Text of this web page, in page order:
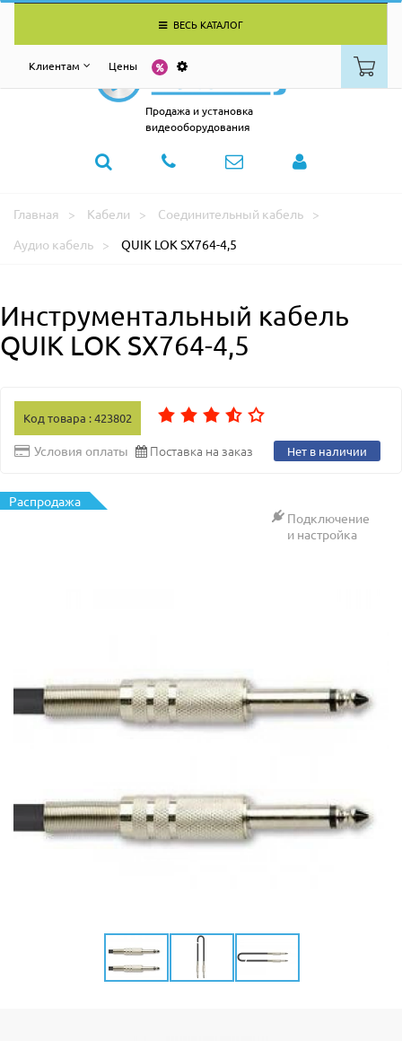
ВЕСЬ КАТАЛОГ
Клиентам Цены
Продажа и установка
видеооборудования
Главная Кабели
Соединительный кабель
Аудио кабель
QUIK LOK SX764-4,5
Инструментальный кабель
QUIK LOK SX764-4,5
Код товара : 423802
Условия оплаты Поставка на заказ Нет в наличии
Распродажа
Подключение
и настройка